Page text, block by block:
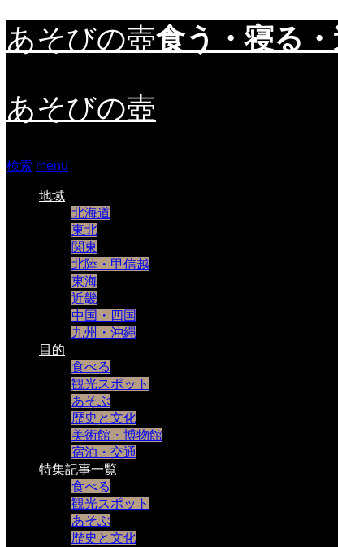
あそびの壺食う・寝る
あそびの壺
検索 menu
地域
北海道
東北
関東
北陸・甲信越
東海
近畿
中国・四国
九州・沖縄
目的
食べる
観光スポット
あそぶ
歴史と文化
美術館・博物館
宿泊・交通
特集記事一覧
食べる
観光スポット
あそぶ
歴史と文化